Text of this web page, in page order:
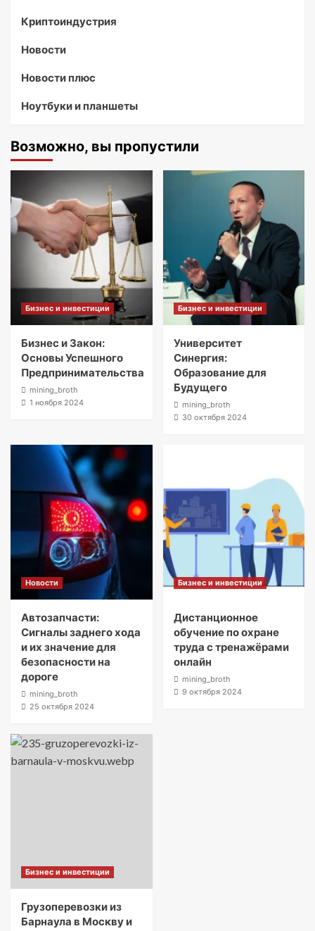
Криптоиндустрия
Новости
Новости плюс
Ноутбуки и планшеты
Возможно, вы пропустили
Бизнес и инвестиции
Бизнес и Закон:
Основы Успешного
Предпринимательства
mining_broth
1 ноября 2024
Бизнес и инвестиции
Университет
Синергия:
Образование для
Будущего
mining_broth
30 октября 2024
Новости
Автозапчасти:
Сигналы заднего хода
и их значение для
безопасности на
дороге
mining_broth
25 октября 2024
Бизнес и инвестиции
Дистанционное
обучение по охране
труда с тренажёрами
онлайн
mining_broth
9 октября 2024
Бизнес и инвестиции
Грузоперевозки из
Барнаула в Москву и